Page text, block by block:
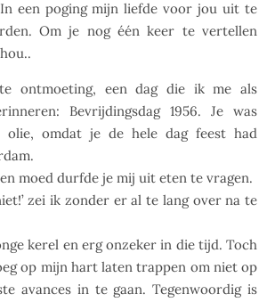
een poging mijn liefde voor jou uit te
Om je nog één keer te vertellen
ontmoeting, een dag die ik me als
Bevrijdingsdag 1956. Je was
olie, omdat je de hele dag feest had
moed durfde je mij uit eten te vragen.
zei ik zonder er al te lang over na te
kerel en erg onzeker in die tijd. Toch
op mijn hart laten trappen om niet op
avances in te gaan. Tegenwoordig is